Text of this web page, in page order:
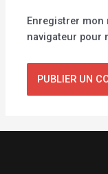
Enregistrer mon
navigateur pour